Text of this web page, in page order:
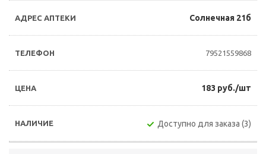
Солнечная 21б
79521559868
183 руб./шт
Доступно для заказа (3)